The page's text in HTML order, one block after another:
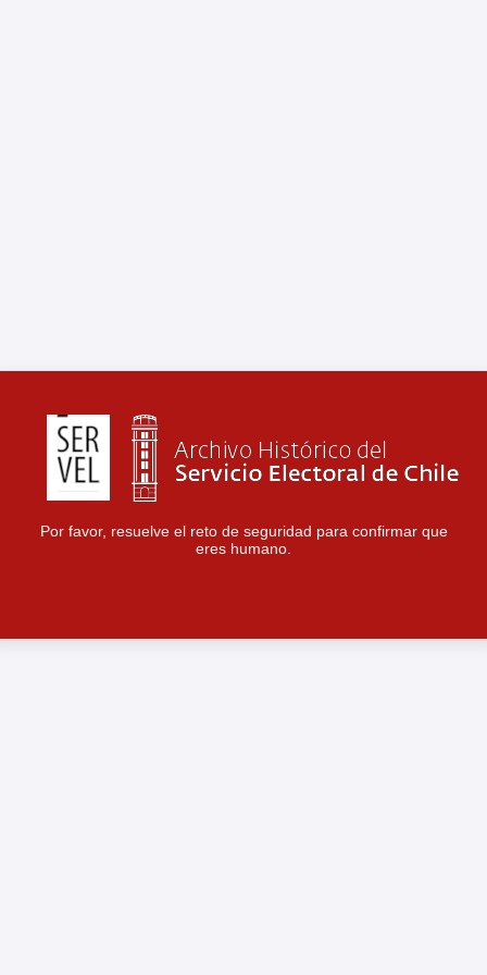
Por favor, resuelve el reto de seguridad para confirmar que
eres humano.